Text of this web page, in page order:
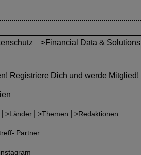
>Financial Data & Solutions
Registriere Dich und werde Mitglied!
>Länder| >Themen >Redaktionen
Partner